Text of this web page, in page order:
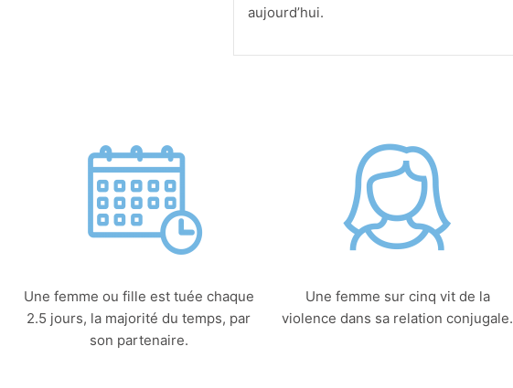
aujourd’hui.
Une femme ou fille est tuée chaque
2.5 jours, la majorité du temps, par
son partenaire.
Une femme sur cinq vit de la
violence dans sa relation conjugale.